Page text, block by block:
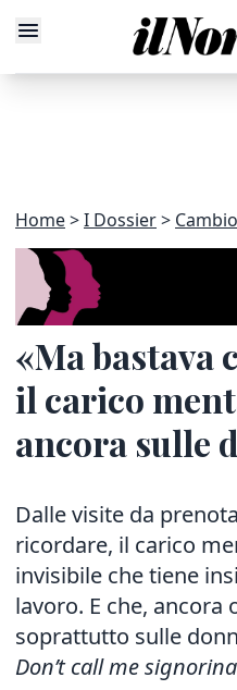
Home I Dossier
«Ma bastava
il carico
ancora sulle
Dalle visite da
ricordare, il carico
invisibile che tiene
lavoro. E che, ancora
soprattutto sulle
Don’t call me signorina